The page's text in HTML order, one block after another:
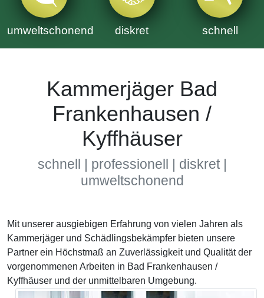
umweltschonend diskret schnell
Kammerjäger Bad
Frankenhausen /
Kyffhäuser
schnell | professionell | diskret |
umweltschonend
Mit unserer ausgiebigen Erfahrung von vielen Jahren als
Kammerjäger und Schädlingsbekämpfer bieten unsere
Partner ein Höchstmaß an Zuverlässigkeit und Qualität der
vorgenommenen Arbeiten in Bad Frankenhausen /
Kyffhäuser und der unmittelbaren Umgebung.